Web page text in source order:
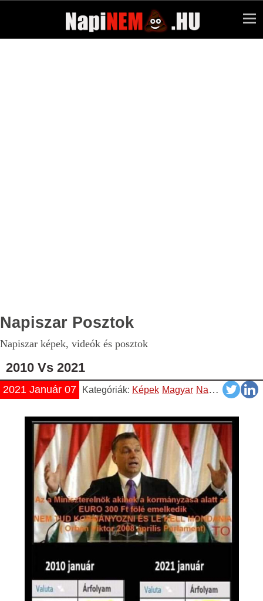
Napiszar Posztok
Napiszar képek, videók és posztok
2010 Vs 2021
2021 Január 07 Kategóriák: Képek Magyar Napiszar